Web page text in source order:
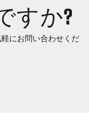
すか?
にお問い合わせくだ